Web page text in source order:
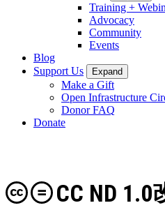
Training +
Advocacy
Community
Events
Blog
Support Us
Expand
Make a Gift
Open Infrastructure
Donor FAQ
Donate
CC ND 1.0